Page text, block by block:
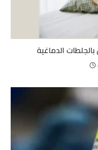
الدماغية